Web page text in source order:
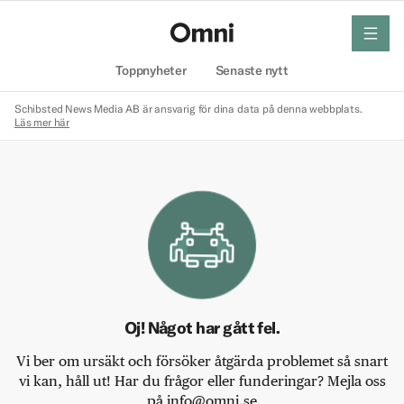
Toppnyheter Senaste nytt
meny
Schibsted News Media AB är ansvarig för dina data på denna webbplats.
Läs mer här
Oj! Något har gått fel.
Vi ber om ursäkt och försöker åtgärda problemet så snart
vi kan, håll ut! Har du frågor eller funderingar? Mejla oss